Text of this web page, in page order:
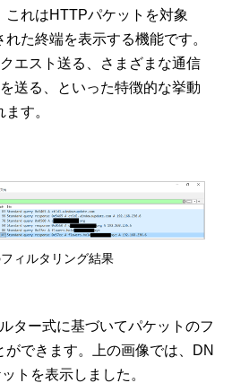
れはHTTPパケットを対象
た終端を表示する機能です。
エスト送る、さまざまな通信
送る、といった特徴的な挙動
す。
ィルタリング結果
ター式に基づいてパケットのフ
ができます。上の画像では、DN
トを表示しました。